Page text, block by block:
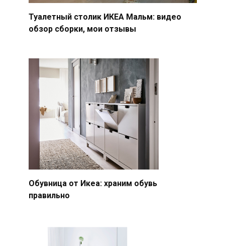
Туалетный столик ИКЕА Мальм: видео
обзор сборки, мои отзывы
Обувница от Икеа: храним обувь
правильно